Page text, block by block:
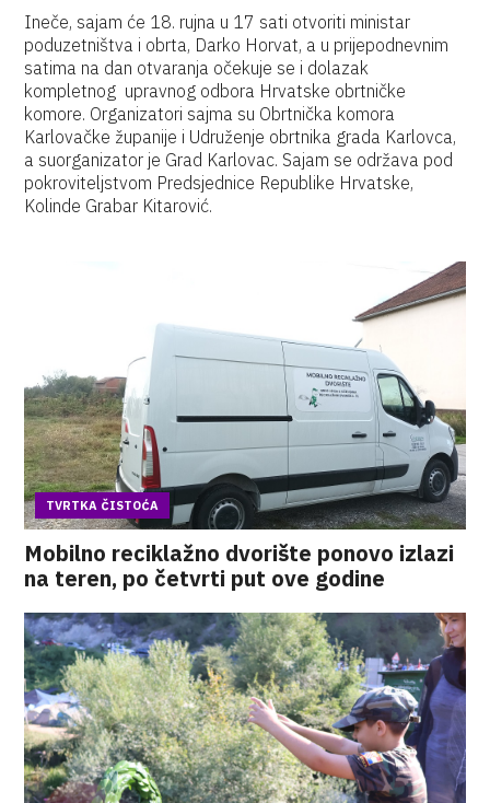
Ineče, sajam će 18. rujna u 17 sati otvoriti ministar
poduzetništva i obrta, Darko Horvat, a u prijepodnevnim
satima na dan otvaranja očekuje se i dolazak
kompletnog upravnog odbora Hrvatske obrtničke
komore. Organizatori sajma su Obrtnička komora
Karlovačke županije i Udruženje obrtnika grada Karlovca,
a suorganizator je Grad Karlovac. Sajam se održava pod
pokroviteljstvom Predsjednice Republike Hrvatske,
Kolinde Grabar Kitarović.
TVRTKA ČISTOĆA
Mobilno reciklažno dvorište ponovo izlazi
na teren, po četvrti put ove godine